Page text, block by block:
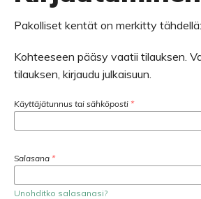
Pakolliset kentät on merkitty tähdellä:
Kohteeseen pääsy vaatii tilauksen.
tilauksen, kirjaudu julkaisuun.
Käyttäjätunnus tai sähköposti *
Salasana *
Unohditko salasanasi?